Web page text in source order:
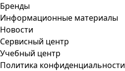
Бренды
Информационные материалы
Новости
Сервисный центр
Учебный центр
Политика конфиденциальности